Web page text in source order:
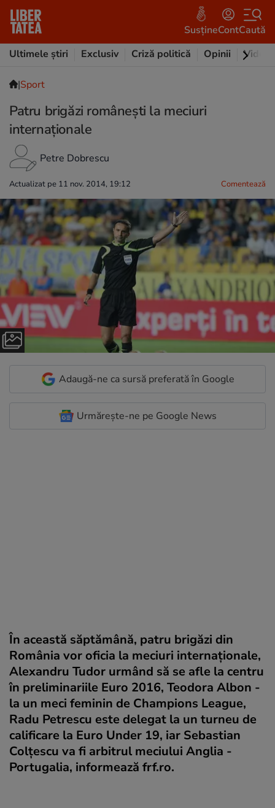
SusțineContCaută
Ultimele știri
Exclusiv Criză politică Opinii Video
|Sport
Patru brigăzi româneşti la meciuri
internaţionale
Petre Dobrescu
Actualizat pe 11 nov. 2014, 19:12 Comentează
Adaugă-ne ca sursă preferată în Google
Urmărește-ne pe Google News
În această săptămână, patru brigăzi din
România vor oficia la meciuri internaționale,
Alexandru Tudor urmând să se afle la centru
în preliminariile Euro 2016, Teodora Albon -
la un meci feminin de Champions League,
Radu Petrescu este delegat la un turneu de
calificare la Euro Under 19, iar Sebastian
Colțescu va fi arbitrul meciului Anglia -
Portugalia, informează frf.ro.